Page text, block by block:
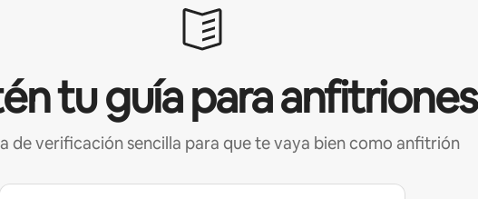
tu guía para anfitriones
de verificación sencilla para que te vaya bien como anfitrión